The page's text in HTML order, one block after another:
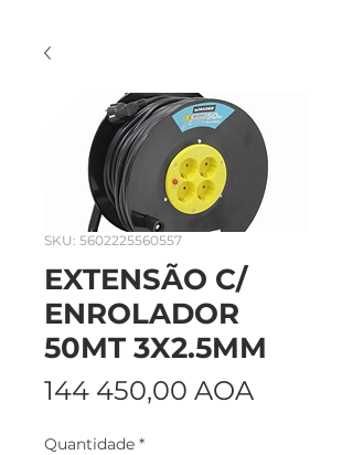
SKU: 5602225560557
EXTENSÃO C/
ENROLADOR
50MT 3X2.5MM
144 450,00 AOA
Quantidade *